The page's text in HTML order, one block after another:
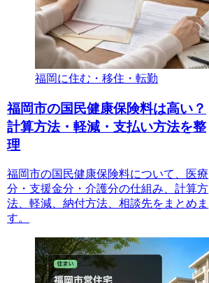
福岡に住む・移住・転勤
福岡市の国民健康保険料は高い？
計算方法・軽減・支払い方法を整
理
福岡市の国民健康保険料について、医療
分・支援金分・介護分の仕組み、計算方
法、軽減、納付方法、相談先をまとめま
す。